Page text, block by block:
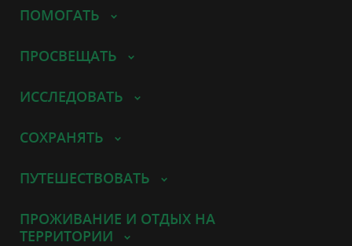
ПОМОГАТЬ
ПРОСВЕЩАТЬ
ИССЛЕДОВАТЬ
СОХРАНЯТЬ
ПУТЕШЕСТВОВАТЬ
ПРОЖИВАНИЕ И ОТДЫХ НА
ТЕРРИТОРИИ